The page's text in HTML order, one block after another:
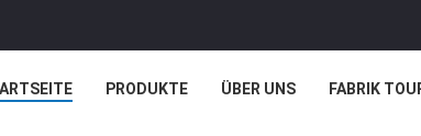
PRODUKTE ÜBER UNS FABRIK